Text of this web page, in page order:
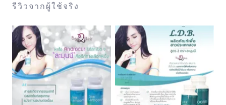
รีวิวจากผู้ใช้จริง